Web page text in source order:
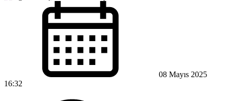
08 Mayıs 2025
16:32